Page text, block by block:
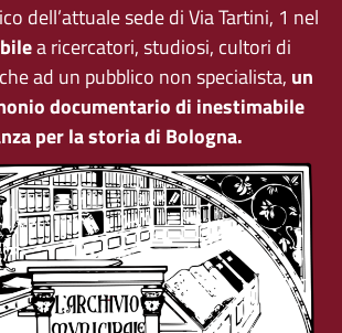
dell’attuale sede di Via Tartini, 1 nel
a ricercatori, studiosi, cultori di
ad un pubblico non specialista, un
documentario di inestimabile
per la storia di Bologna.